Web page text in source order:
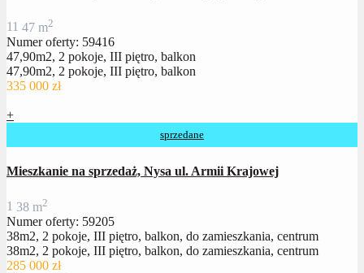
11 47 m2
Numer oferty: 59416
47,90m2, 2 pokoje, III piętro, balkon
47,90m2, 2 pokoje, III piętro, balkon
335 000 zł
+
sprzedane
Mieszkanie na sprzedaż, Nysa ul. Armii Krajowej
1 38 m2
Numer oferty: 59205
38m2, 2 pokoje, III piętro, balkon, do zamieszkania, centrum
38m2, 2 pokoje, III piętro, balkon, do zamieszkania, centrum
285 000 zł